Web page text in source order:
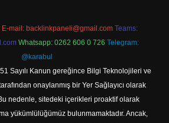
E-mail: backlinkpaneli@gmail.com Teams:
Whatsapp: 0262 606 0 726 Telegram:
@karabul
Sayılı Kanun gereğince Bilgi Teknolojileri ve
onaylanmış bir Yer Sağlayıcı olarak
nedenle, sitedeki içerikleri proaktif olarak
yükümlülüğümüz bulunmamaktadır. Ancak,